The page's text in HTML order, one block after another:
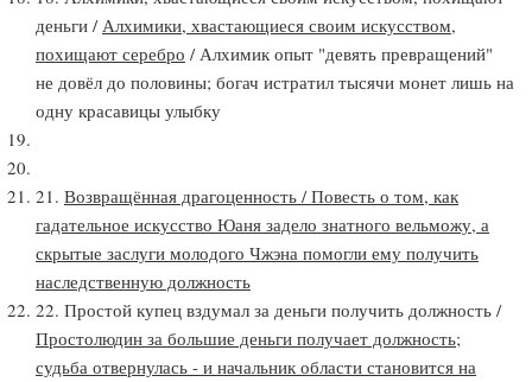
деньги /Алхимики, хвастающиеся своим искусством,
похищают серебро / Алхимик опыт "девять превращений"
не довёл до половины; богач истратил тысячи монет лишь на
одну красавицы улыбку
21. Возвращённая драгоценность / Повесть о том, как
гадательное искусство Юаня задело знатного вельможу, а
скрытые заслуги молодого Чжэна помогли ему получить
наследственную должность
22. Простой купец вздумал за деньги получить должность /
Простолюдин за большие деньги получает должность;
судьба отвернулась - и начальник области становится на